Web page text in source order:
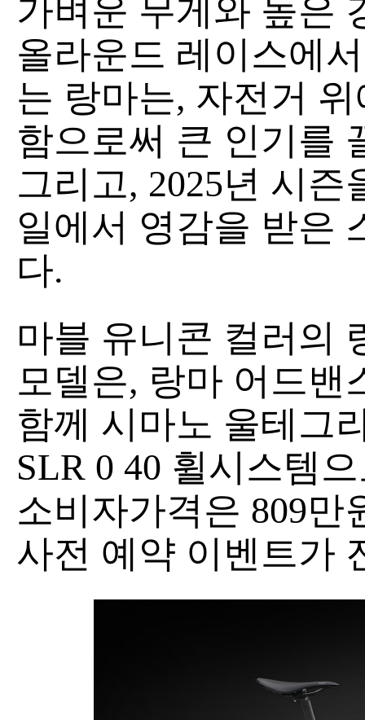
가벼운 무게와 높은
올라운드 레이스에
는 랑마는, 자전거
함으로써 큰 인기를
그리고, 2025년 시
일에서 영감을 받은
다.
마블 유니콘 컬러의
모델은, 랑마 어드밴
함께 시마노 울테그
SLR 0 40 휠시스템
소비자가격은 809만
사전 예약 이벤트가